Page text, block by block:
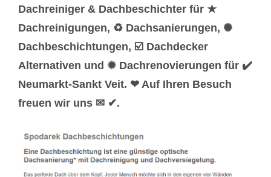
Dachreiniger & Dachbeschichter für ★
Dachreinigungen, ♻ Dachsanierungen, ✺
Dachbeschichtungen, ☑️ Dachdecker
Alternativen und ✹ Dachrenovierungen für ✔️
Neumarkt-Sankt Veit. ❤ Auf Ihren Besuch
freuen wir uns ✉ ✔.